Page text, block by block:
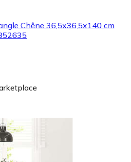
Chêne 36,5x36,5x140 cm